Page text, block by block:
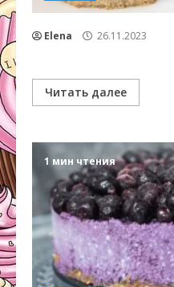
Elena 26.11.2023
Читать далее
1 мин чтения